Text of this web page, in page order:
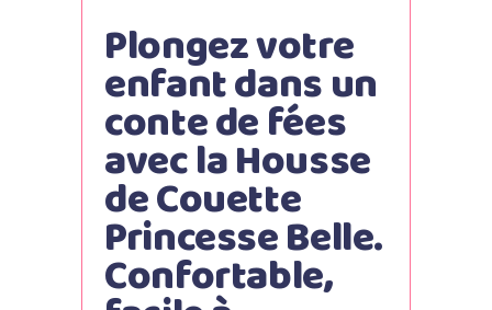
Plongez votre
enfant dans un
conte de fées
avec la Housse
de Couette
Princesse Belle.
Confortable,